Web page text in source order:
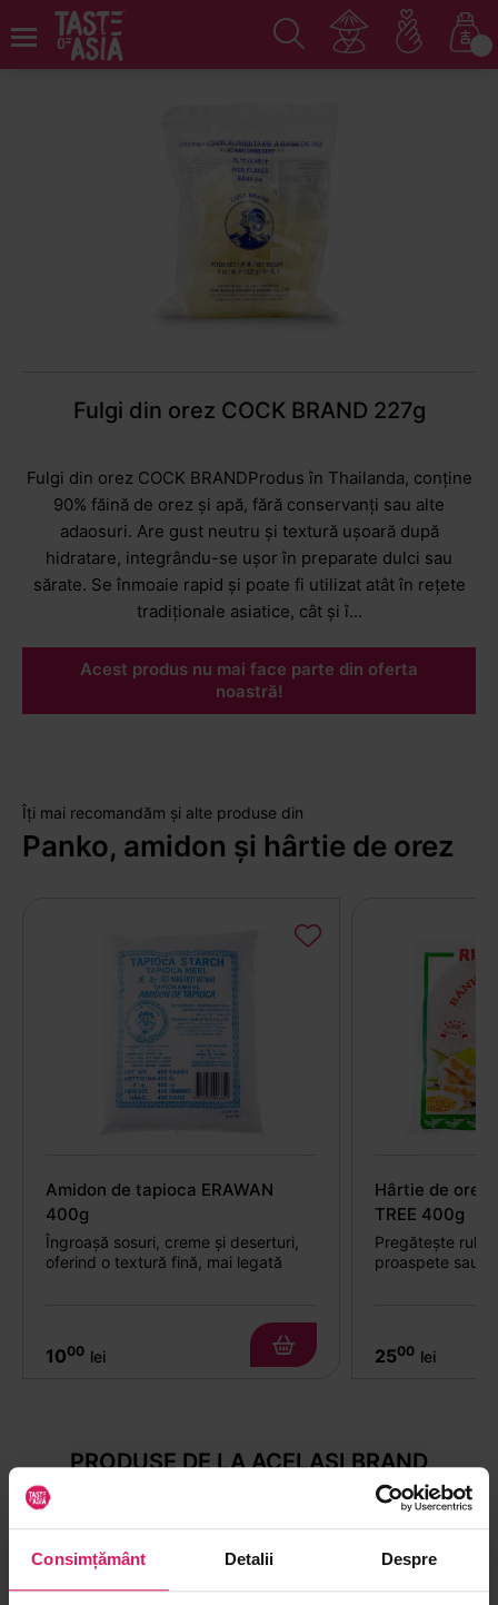
Consimțământ Detalii Despre
Acasă Orez și făină Panko, amidon și hârtie de orez
Fulgi din orez COCK BRAND 227g
Fulgi din orez COCK BRANDProdus în Thailanda, conține
90% făină de orez și apă, fără conservanți sau alte
adaosuri. Are gust neutru și textură ușoară după
hidratare, integrându-se ușor în preparate dulci sau
sărate. Se înmoaie rapid și poate fi utilizat atât în rețete
tradiționale asiatice, cât și î...
Acest produs nu mai face parte din oferta
noastră!
Îți mai recomandăm și alte produse din
Panko, amidon și hârtie de orez
Amidon de tapioca ERAWAN
400g
Îngroașă sosuri, creme și deserturi,
oferind o textură fină, mai legată
1000 lei
Hârtie de orez
TREE 400g
Pregătește
proaspete sau
2500 lei
PRODUSE DE LA ACELAȘI BRAND